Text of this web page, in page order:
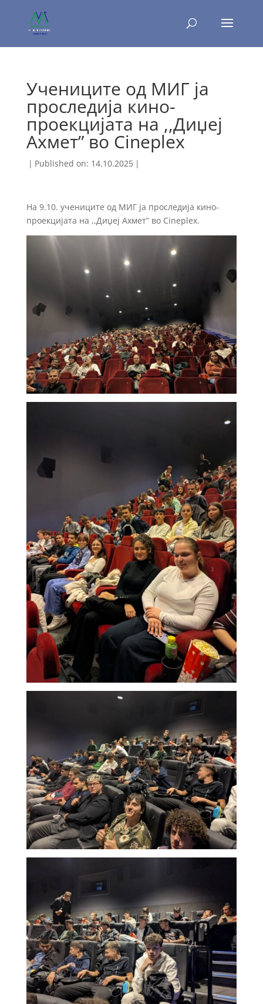
Учениците од МИГ ја
проследија кино-
проекцијата на ,,Диџеј
Ахмет” во Cineplex
| Published on: 14.10.2025 |
На 9.10. учениците од МИГ ја проследија кино-
проекцијата на ,,Диџеј Ахмет” во Cineplex.